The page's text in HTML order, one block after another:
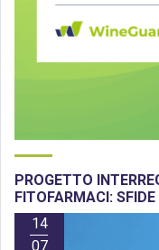
PROGETTO
FITOFARMACI:
14
07